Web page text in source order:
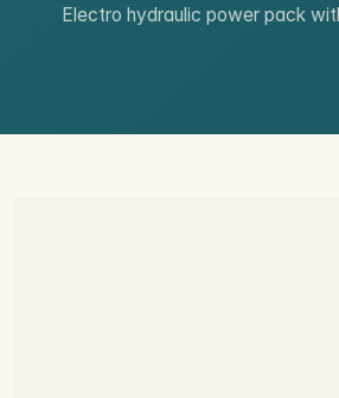
Electro hydraulic power pack